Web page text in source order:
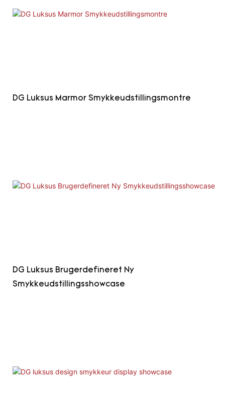
DG Luksus Marmor Smykkeudstillingsmontre
DG Luksus Brugerdefineret Ny
Smykkeudstillingsshowcase